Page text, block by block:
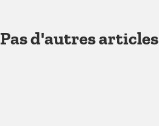
Pas d'autres articles